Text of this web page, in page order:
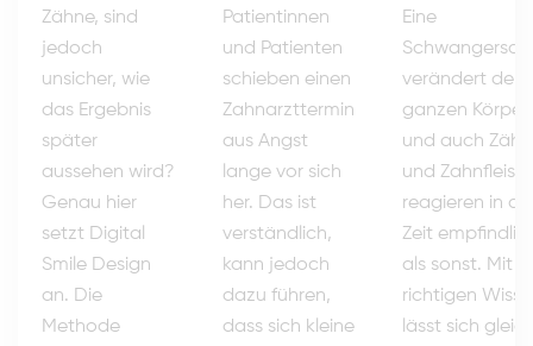
Zähne, sind
jedoch
unsicher, wie
das Ergebnis
später
aussehen wird?
Genau hier
setzt Digital
Smile Design
an. Die
Methode
Patientinnen
und Patienten
schieben einen
Zahnarzttermin
aus Angst
lange vor sich
her. Das ist
verständlich,
kann jedoch
dazu führen,
dass sich kleine
Eine
verändert den
ganzen Körper
und auch
und
reagieren in
Zeit
als sonst. Mit
richtigen
lässt sich